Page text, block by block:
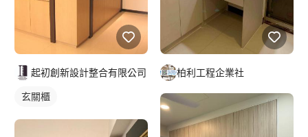
起初創新設計整合有限公司
玄關櫃
柏利工程企業社